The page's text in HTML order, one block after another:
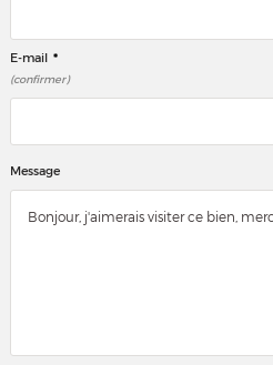
E-mail *
(confirmer)
Message